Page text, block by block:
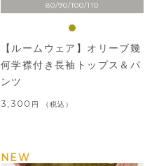
80/90/100/110
【ルームウェア】オリーブ幾
何学襟付き長袖トップス＆パ
ンツ
3,300 税込
NEW